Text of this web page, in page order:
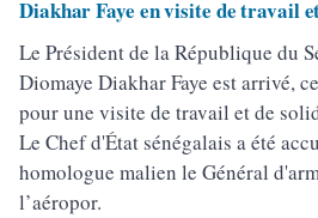
Diakhar Faye en visite de travail
Le Président de la République du
Diomaye Diakhar Faye est arrivé,
pour une visite de travail et de
Le Chef d'État sénégalais a été
homologue malien le Général
l’aéropor.